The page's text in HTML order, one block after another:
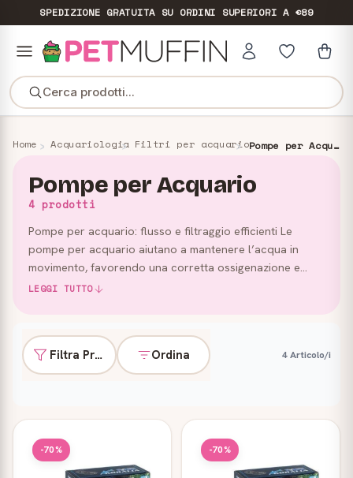
SPEDIZIONE GRATUITASU ORDINI SUPERIORI A €89
Cerca prodotti...
Home Acquariologia Filtri per acquario Pompe per Acquario
Pompe per Acquario
4 prodotti
Pompe per acquario: flusso e filtraggio efficienti Le
pompe per acquario aiutano a mantenere l’acqua in
movimento, favorendo una corretta ossigenazione e
supportando il lavoro del sistema di filtraggio. Sono
LEGGI TUTTO
Filtra Prodotti Ordina 4 Articolo/i
Prodotti
-70% -70%